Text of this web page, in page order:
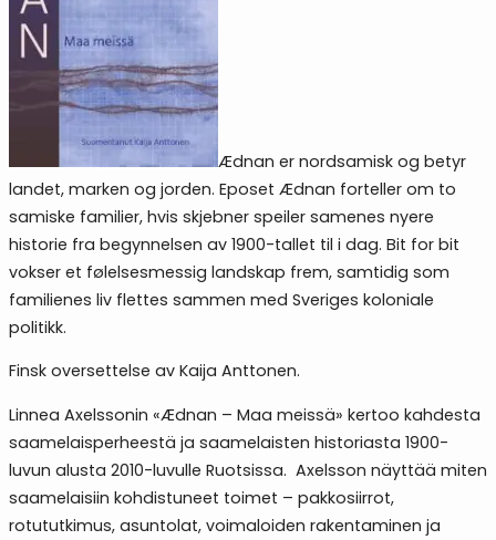
Ædnan er nordsamisk og betyr
landet, marken og jorden. Eposet Ædnan forteller om to
samiske familier, hvis skjebner speiler samenes nyere
historie fra begynnelsen av 1900-tallet til i dag. Bit for bit
vokser et følelsesmessig landskap frem, samtidig som
familienes liv flettes sammen med Sveriges koloniale
politikk.
Finsk oversettelse av Kaija Anttonen.
Linnea Axelssonin «Ædnan – Maa meissä» kertoo kahdesta
saamelaisperheestä ja saamelaisten historiasta 1900-
luvun alusta 2010-luvulle Ruotsissa. Axelsson näyttää miten
saamelaisiin kohdistuneet toimet – pakkosiirrot,
rotututkimus, asuntolat, voimaloiden rakentaminen ja